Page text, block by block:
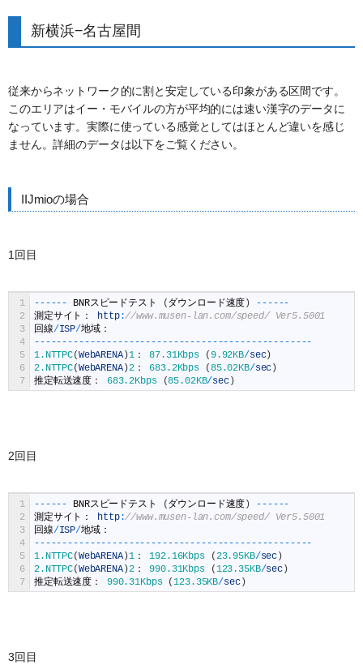
新横浜−名古屋間
従来からネットワーク的に割と安定している印象がある区間です。
このエリアはイー・モバイルの方が平均的には速い漢字のデータに
なっています。実際に使っている感覚としてはほとんど違いを感じ
ません。詳細のデータは以下をご覧ください。
IIJmioの場合
1回目
1
2
3
4
5
6
7
-- ---- BNRスピードテスト (ダウンロード速度 ) -- -- --
測定サイト：
http://www.musen-lan.com/speed/ Ver5.5001
回線/ISP/地域：
-- ---- -- -- ---- -- -- -- -- -- -- -- -- -- ---- -- -- ---- -- -- --
1.NTTPC(WebARENA)1： 87.31Kbps (9.92KB/sec)
2.NTTPC(WebARENA)2： 683.2Kbps (85.02KB/sec )
推定転送速度：
683.2Kbps (85.02KB/sec)
2回目
1
2
3
4
5
6
7
-- ---- BNRスピードテスト (ダウンロード速度 ) -- -- --
測定サイト：
http://www.musen-lan.com/speed/ Ver5.5001
回線/ISP/地域：
-- ---- -- -- ---- -- -- -- -- -- -- -- -- -- ---- -- -- ---- -- -- --
1.NTTPC(WebARENA)1： 192.16Kbps (23.95KB/sec )
2.NTTPC(WebARENA)2： 990.31Kbps (123.35KB/sec )
推定転送速度：
990.31Kbps (123.35KB/sec)
3回目